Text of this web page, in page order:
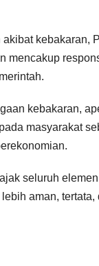
kebakaran,
mencakup
kebakaran,
masyarakat
seluruh
aman,